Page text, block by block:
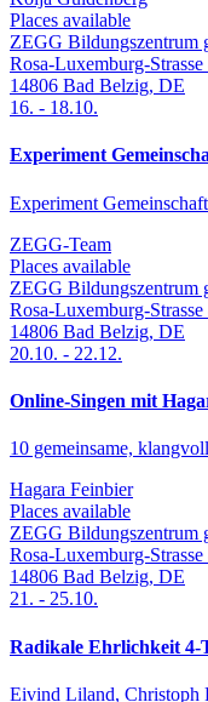
Places available
ZEGG Bildungszentrum
Rosa-Luxemburg-Strasse
14806 Bad Belzig, DE
16. - 18.10.
Experiment
Experiment
ZEGG-Team
Places available
ZEGG Bildungszentrum
Rosa-Luxemburg-Strasse
14806 Bad Belzig, DE
20.10. - 22.12.
Online-Singen mit
10 gemeinsame,
Hagara Feinbier
Places available
ZEGG Bildungszentrum
Rosa-Luxemburg-Strasse
14806 Bad Belzig, DE
21. - 25.10.
Radikale Ehrlichkeit 4-
Eivind Liland, Christoph